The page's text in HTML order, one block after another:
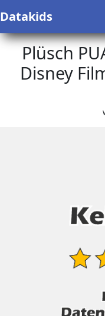
Datakids
Plüsch
Disney